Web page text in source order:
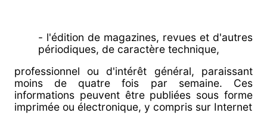
- l'édition de magazines, revues et d'autres
périodiques, de caractère technique,
professionnel ou d'intérêt général, paraissant
moins de quatre fois par semaine. Ces
informations peuvent être publiées sous forme
imprimée ou électronique, y compris sur Internet